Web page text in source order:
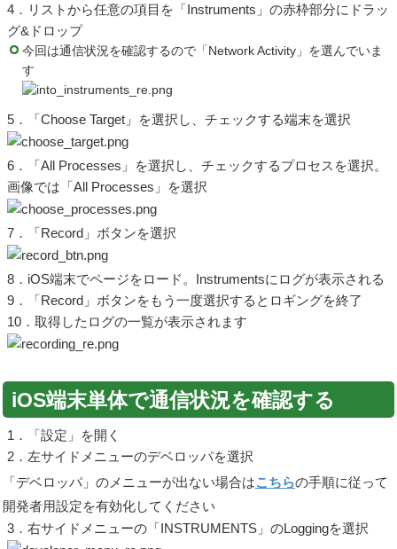
4．リストから任意の項目を「Instruments」の赤枠部分にドラッ
グ&ドロップ
今回は通信状況を確認するので「Network Activity」を選んでいま
す
5．「Choose Target」を選択し、チェックする端末を選択
6．「All Processes」を選択し、チェックするプロセスを選択。
画像では「All Processes」を選択
7．「Record」ボタンを選択
8．iOS端末でページをロード。Instrumentsにログが表示される
9．「Record」ボタンをもう一度選択するとロギングを終了
10．取得したログの一覧が表示されます
iOS端末単体で通信状況を確認する
1．「設定」を開く
2．左サイドメニューのデベロッパを選択
「デベロッパ」のメニューが出ない場合はこちらの手順に従って
開発者用設定を有効化してください
3．右サイドメニューの「INSTRUMENTS」のLoggingを選択